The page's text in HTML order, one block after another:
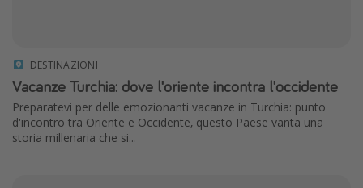
DESTINAZIONI
Vacanze Turchia: dove l'oriente incontra l'occidente
Preparatevi per delle emozionanti vacanze in Turchia: punto
d'incontro tra Oriente e Occidente, questo Paese vanta una
storia millenaria che si...